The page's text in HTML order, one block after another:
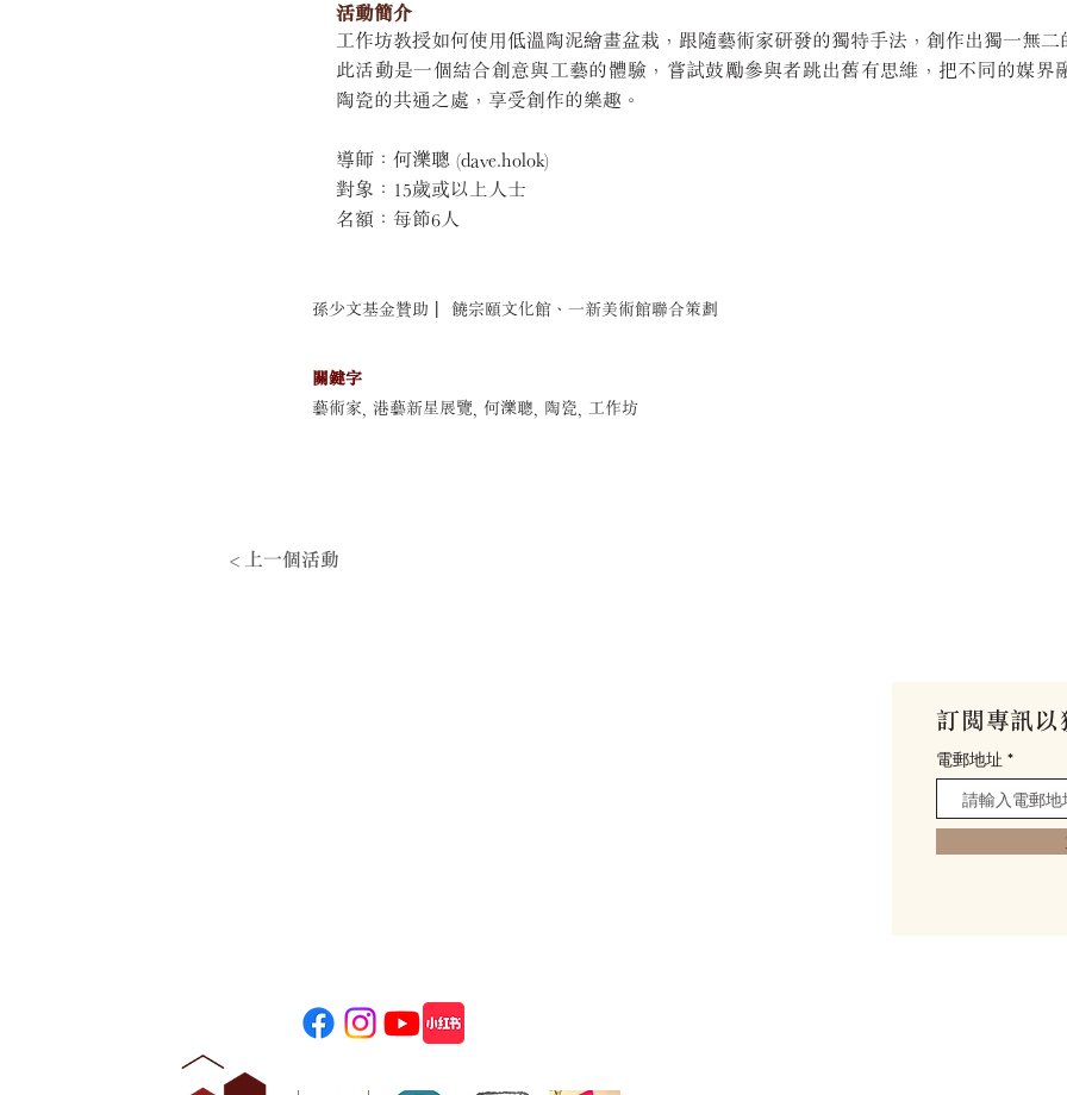
活動簡介
工作坊教授如何使用低溫陶泥繪畫盆栽，跟隨藝術家研發的獨特手法，創作出獨一無二
此活動是一個結合創意與工藝的體驗，嘗試鼓勵參與者跳出舊有思維，把不同的媒界
陶瓷的共通之處，享受創作的樂趣。
導師：何濼聰 (dave.holok)
對象：15歲或以上人士
名額：每節6人
孫少文基金贊助 ︳饒宗頤文化館、一新美術館聯合策劃
關鍵字
藝術家, 港藝新星展覽, 何濼聰, 陶瓷, 工作坊
< 上一個活動
訂閱專訊
電郵地址